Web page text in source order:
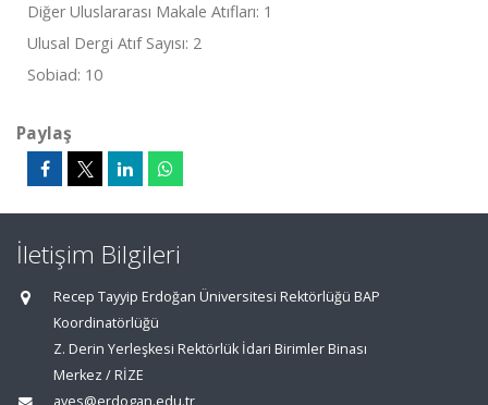
Diğer Uluslararası Makale Atıfları: 1
Ulusal Dergi Atıf Sayısı: 2
Sobiad: 10
Paylaş
İletişim Bilgileri
Recep Tayyip Erdoğan Üniversitesi Rektörlüğü BAP
Koordinatörlüğü
Z. Derin Yerleşkesi Rektörlük İdari Birimler Binası
Merkez / RİZE
aves@erdogan.edu.tr